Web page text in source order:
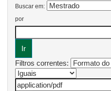
Buscar em:
por
Filtros correntes: